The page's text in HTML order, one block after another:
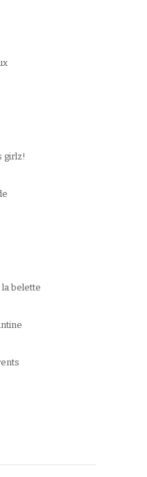
girlz!
belette